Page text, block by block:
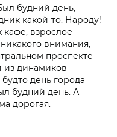
будний день,
какой-то. Народу!
взрослое
внимания,
проспекте
из динамиков
день города
будний день. А
дорогая.